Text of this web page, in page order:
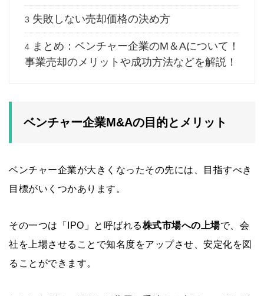
3 失敗しない売却価格の決め方
4 まとめ：ベンチャー企業のM＆Aについて！
事業売却のメリットや成功方法などを解説！
ベンチャー企業M&Aの目的とメリット
ベンチャー企業が大きくなったその先には、目指すべき
目標がいくつかあります。
その一つは「IPO」と呼ばれる株式市場への上場で、会
社を上場させることで知名度をアップさせ、安定化を図
ることができます。